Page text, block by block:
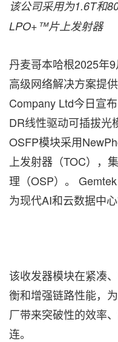
该公司采用为1.6T和
LPO+™片上发射器
丹麦哥本哈根2025年9
高级网络解决方案提
Company Ltd今日宣
DR线性驱动可插拔光
OSFP模块采用
上发射器（TOC），
理（OSP）。
为现代AI和云数据中
该收发器模块在紧凑
衡和增强链路性能，
厂带来突破性的效率
连。